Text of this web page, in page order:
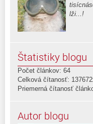
lži...!
Štatistiky blogu
Počet článkov: 64
Celková čítanosť:
Priemerná čítanosť
Autor blogu